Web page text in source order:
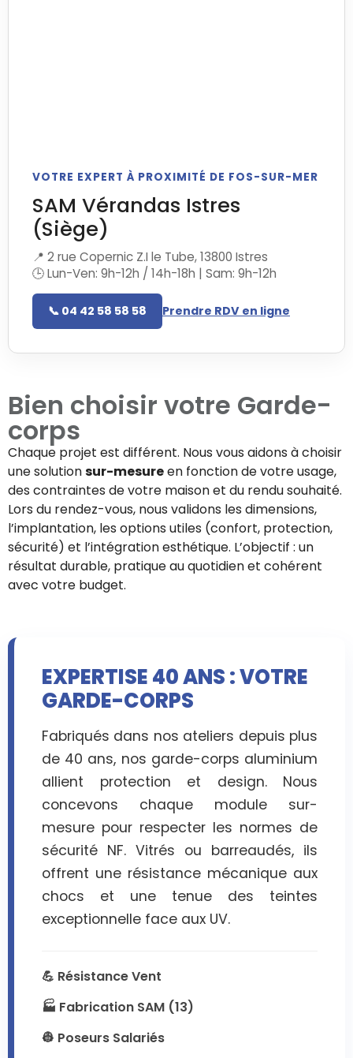
VOTRE EXPERT À PROXIMITÉ DE FOS-SUR-MER
SAM Vérandas Istres
(Siège)
📍 2 rue Copernic Z.I le Tube, 13800 Istres
🕒 Lun-Ven: 9h-12h / 14h-18h | Sam: 9h-12h
📞 04 42 58 58 58 Prendre RDV en ligne
Bien choisir votre Garde-
corps
Chaque projet est différent. Nous vous aidons à choisir
une solutionsur-mesureen fonction de votre usage,
des contraintes de votre maison et du rendu souhaité.
Lors du rendez-vous, nous validons les dimensions,
l’implantation, les options utiles (confort, protection,
sécurité) et l’intégration esthétique. L’objectif : un
résultat durable, pratique au quotidien et cohérent
avec votre budget.
EXPERTISE 40 ANS : VOTRE
GARDE-CORPS
Fabriqués dans nos ateliers depuis plus
de 40 ans, nos garde-corps aluminium
allient protection et design. Nous
concevons chaque module sur-
mesure pour respecter les normes de
sécurité NF. Vitrés ou barreaudés, ils
offrent une résistance mécanique aux
chocs et une tenue des teintes
exceptionnelle face aux UV.
💪 Résistance Vent
🏭 Fabrication SAM (13)
👷 Poseurs Salariés